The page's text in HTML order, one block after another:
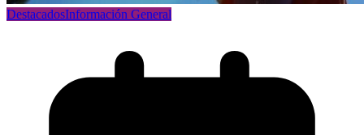
DestacadosInformación General